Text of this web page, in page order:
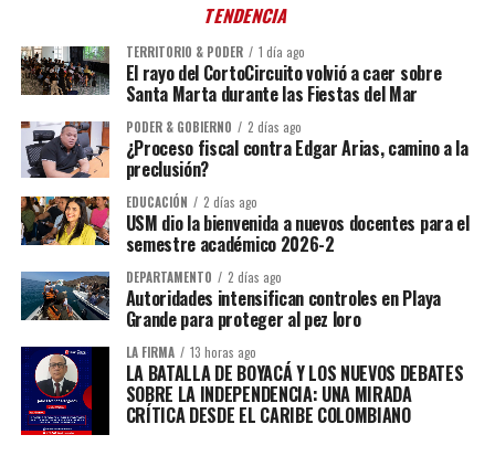
TENDENCIA
TERRITORIO & PODER 1 día ago
El rayo del CortoCircuito volvió a caer sobre
Santa Marta durante las Fiestas del Mar
PODER & GOBIERNO 2 días ago
¿Proceso fiscal contra Edgar Arias, camino a la
preclusión?
EDUCACIÓN 2 días ago
USM dio la bienvenida a nuevos docentes para el
semestre académico 2026-2
DEPARTAMENTO 2 días ago
Autoridades intensifican controles en Playa
Grande para proteger al pez loro
LA FIRMA 13 horas ago
LA BATALLA DE BOYACÁ Y LOS NUEVOS DEBATES
SOBRE LA INDEPENDENCIA: UNA MIRADA
CRÍTICA DESDE EL CARIBE COLOMBIANO